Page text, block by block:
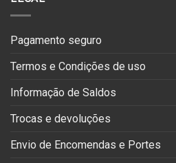
Pagamento seguro
Termos e Condições de uso
Informação de Saldos
Trocas e devoluções
Envio de Encomendas e Portes